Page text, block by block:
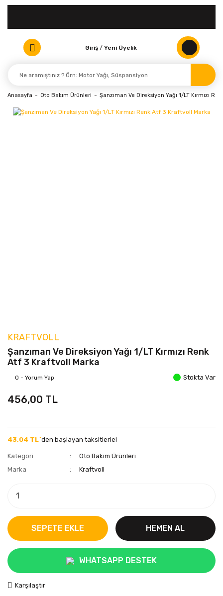
Giriş / Yeni Üyelik
Anasayfa Oto Bakım Ürünleri Şanzıman Ve Direksiyon Yağı 1/LT Kırmızı
KRAFTVOLL
Şanzıman Ve Direksiyon Yağı 1/LT Kırmızı Renk
Atf 3 Kraftvoll Marka
0 - Yorum Yap Stokta Var
456,00 TL
43,04 TL`den başlayan taksitlerle!
Kategori
Oto Bakım Ürünleri
Marka
Kraftvoll
SEPETE EKLE HEMEN AL
WHATSAPP DESTEK
Karşılaştır